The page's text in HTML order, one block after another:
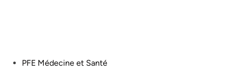
PostedPFE Médecine et Santé